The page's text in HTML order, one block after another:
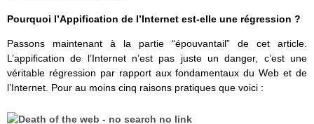
Pourquoi l’Appification de l’Internet est-elle une régression ?
Passons maintenant à la partie “épouvantail” de cet article.
L’appification de l’Internet n’est pas juste un danger, c’est une
véritable régression par rapport aux fondamentaux du Web et de
l’Internet. Pour au moins cinq raisons pratiques que voici :